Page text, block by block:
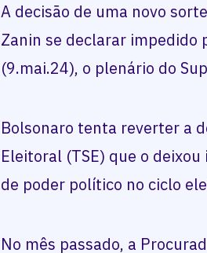
A decisão de uma novo
Zanin se declarar impedido
(9.mai.24), o plenário do
Bolsonaro tenta reverter a
Eleitoral (TSE) que o
de poder político no ciclo
No mês passado, a